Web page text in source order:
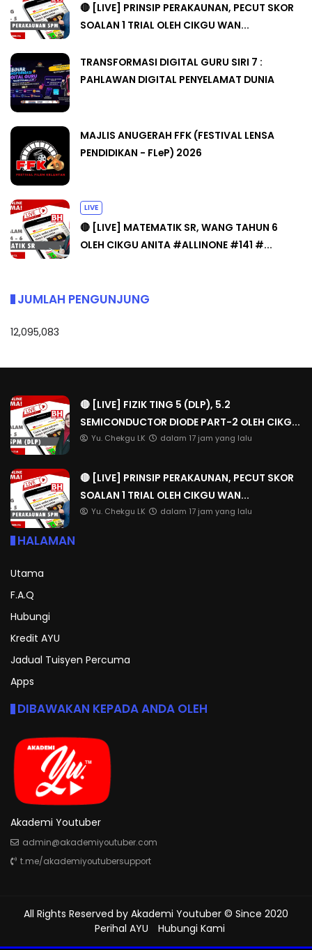
🔴 [LIVE] PRINSIP PERAKAUNAN, PECUT SKOR
SOALAN 1 TRIAL OLEH CIKGU WAN...
TRANSFORMASI DIGITAL GURU SIRI 7 :
PAHLAWAN DIGITAL PENYELAMAT DUNIA
MAJLIS ANUGERAH FFK (FESTIVAL LENSA
PENDIDIKAN - FLeP) 2026
LIVE
🔴 [LIVE] MATEMATIK SR, WANG TAHUN 6
OLEH CIKGU ANITA #ALLINONE #141 #...
JUMLAH PENGUNJUNG
12,095,083
🔴 [LIVE] FIZIK TING 5 (DLP), 5.2
SEMICONDUCTOR DIODE PART-2 OLEH CIKG...
Yu. Chekgu LK dalam 17 jam yang lalu
🔴 [LIVE] PRINSIP PERAKAUNAN, PECUT SKOR
SOALAN 1 TRIAL OLEH CIKGU WAN...
Yu. Chekgu LK dalam 17 jam yang lalu
HALAMAN
Utama
F.A.Q
Hubungi
Kredit AYU
Jadual Tuisyen Percuma
Apps
DIBAWAKAN KEPADA ANDA OLEH
Akademi Youtuber
admin@akademiyoutuber.com
t.me/akademiyoutubersupport
All Rights Reserved by Akademi Youtuber © Since 2020
Perihal AYU
Hubungi Kami